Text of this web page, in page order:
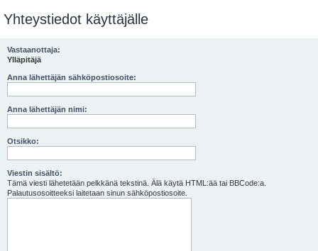
Yhteystiedot käyttäjälle
Vastaanottaja:
Ylläpitäjä
Anna lähettäjän sähköpostiosoite:
Anna lähettäjän nimi:
Otsikko:
Viestin sisältö:
Tämä viesti lähetetään pelkkänä tekstinä. Älä käytä HTML:ää tai BBCode:a.
Palautusosoitteeksi laitetaan sinun sähköpostiosoite.